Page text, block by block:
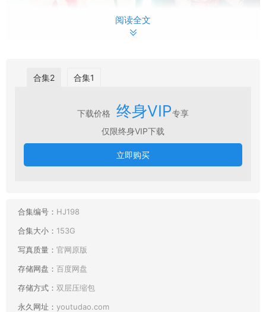
阅读全文
合集2 合集1
下载价格 终身VIP专享
仅限终身VIP下载
立即购买
合集编号： HJ198
合集大小： 153G
写真质量： 官网原版
存储网盘： 百度网盘
存储方式： 双层压缩包
永久网址： youtudao.com